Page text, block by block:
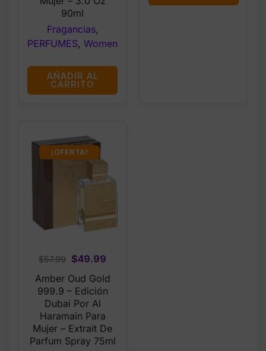
90ml
Fragancias,
PERFUMES, Women
AÑADIR AL
CARRITO
¡OFERTA!
$57.99 Original
price
was:
$57.99.
$49.99
price
is:
Amber Oud Gold
999.9 – Edición
Dubai Por Al
Haramain Para
Mujer – Extrait De
Parfum Spray 75ml